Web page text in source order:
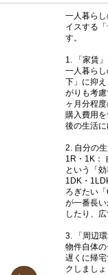
一人暮ら
イスする
す。
1. 「家賃
一人暮ら
下」に抑
がりも考
ヶ月分程
購入費用
後の生活に
2. 自分の
1R・1K：
という「効
1DK・
ろぎたい
が一番長
したり、
3. 「周辺
物件自体
遅くに帰
クしまし